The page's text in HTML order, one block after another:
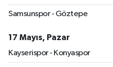
Samsunspor - Göztepe
17 Mayıs, Pazar
Kayserispor - Konyaspor